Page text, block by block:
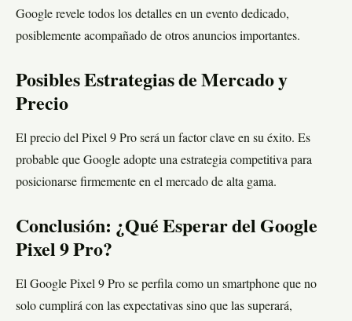
Google revele todos los detalles en un evento dedicado,
posiblemente acompañado de otros anuncios importantes.
Posibles Estrategias de Mercado y
Precio
El precio del Pixel 9 Pro será un factor clave en su éxito. Es
probable que Google adopte una estrategia competitiva para
posicionarse firmemente en el mercado de alta gama.
Conclusión: ¿Qué Esperar del Google
Pixel 9 Pro?
El Google Pixel 9 Pro se perfila como un smartphone que no
solo cumplirá con las expectativas sino que las superará,